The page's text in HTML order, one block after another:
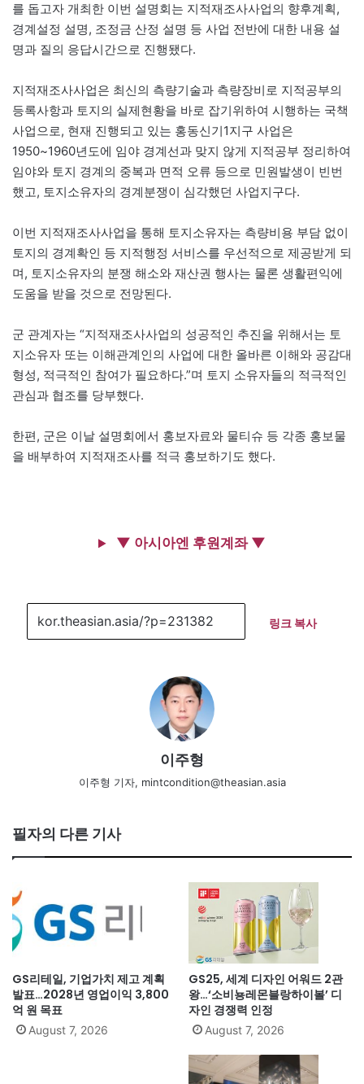
를 돕고자 개최한 이번 설명회는 지적재조사사업의 향후계획,
경계설정 설명, 조정금 산정 설명 등 사업 전반에 대한 내용 설
명과 질의 응답시간으로 진행됐다.
지적재조사사업은 최신의 측량기술과 측량장비로 지적공부의
등록사항과 토지의 실제현황을 바로 잡기위하여 시행하는 국책
사업으로, 현재 진행되고 있는 홍동신기1지구 사업은
1950~1960년도에 임야 경계선과 맞지 않게 지적공부 정리하여
임야와 토지 경계의 중복과 면적 오류 등으로 민원발생이 빈번
했고, 토지소유자의 경계분쟁이 심각했던 사업지구다.
이번 지적재조사사업을 통해 토지소유자는 측량비용 부담 없이
토지의 경계확인 등 지적행정 서비스를 우선적으로 제공받게 되
며, 토지소유자의 분쟁 해소와 재산권 행사는 물론 생활편익에
도움을 받을 것으로 전망된다.
군 관계자는 “지적재조사사업의 성공적인 추진을 위해서는 토
지소유자 또는 이해관계인의 사업에 대한 올바른 이해와 공감대
형성, 적극적인 참여가 필요하다.”며 토지 소유자들의 적극적인
관심과 협조를 당부했다.
한편, 군은 이날 설명회에서 홍보자료와 물티슈 등 각종 홍보물
을 배부하여 지적재조사를 적극 홍보하기도 했다.
▼ 아시아엔 후원계좌 ▼
링크 복사
이주형
이주형 기자, mintcondition@theasian.asia
필자의 다른 기사
GS리테일, 기업가치 제고 계획
발표…2028년 영업이익 3,800
억 원 목표
August 7, 2026
GS25, 세계 디자인 어워드 2관
왕…‘소비뇽레몬블랑하이볼’ 디
자인 경쟁력 인정
August 7, 2026